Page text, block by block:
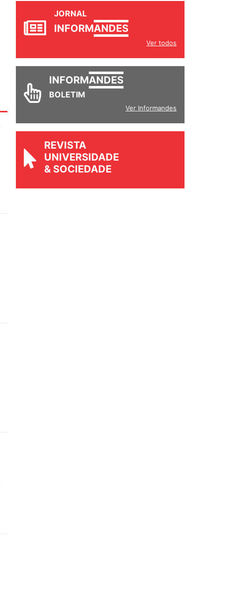
JORNAL
INFORMANDES
Ver todos
INFORMANDES
BOLETIM
Ver Informandes
REVISTA
UNIVERSIDADE
& SOCIEDADE